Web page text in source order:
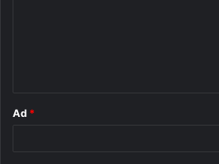
Ad *